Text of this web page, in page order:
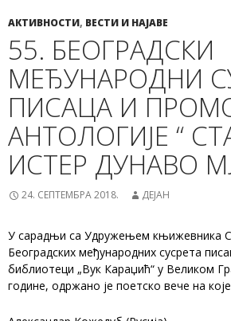
АКТИВНОСТИ, ВЕСТИ И НАЈАВЕ
55. БЕОГРАДСКИ
МЕЂУНАРОДНИ
ПИСАЦА И
АНТОЛОГИЈЕ “
ИСТЕР ДУНАВО
24. СЕПТЕМБРА 2018. ДЕЈАН
У сарадњи са Удружењем књижевника
Београдских међународних сусрета
библиотеци „Вук Караџић“ у Великом
године, одржано је поетско вече на